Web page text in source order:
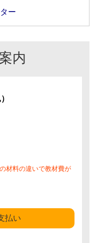
ー
内
材料の違いで教材費が
払い